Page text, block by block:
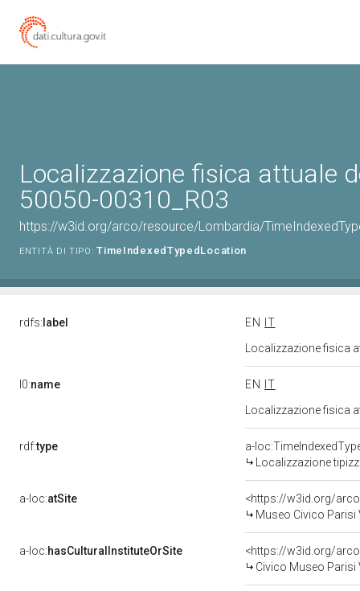
Localizzazione fisica attuale
50050-00310_R03
https://w3id.org/arco/resource/Lombardia/
ENTITÀ DI TIPO: TimeIndexedTypedLocation
rdfs: label EN
IT
Localizzazione fisica
l0:name EN
IT
Localizzazione fisica
rdf:type
a-
Localizzazione
a-loc:atSite
<https://w3id.org/
Museo Civico Parisi
a-loc:hasCulturalInstituteOrSite
Civico Museo Parisi